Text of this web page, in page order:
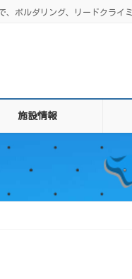
、ボルダリング、リードクライ
施設情報